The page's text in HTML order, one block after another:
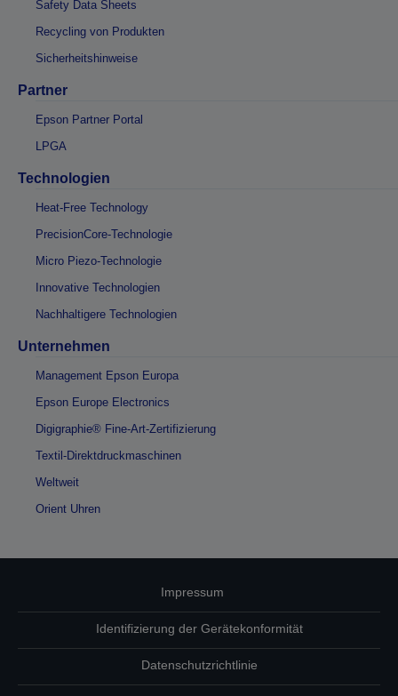
Safety Data Sheets
Recycling von Produkten
Sicherheitshinweise
Partner
Epson Partner Portal
LPGA
Technologien
Heat-Free Technology
PrecisionCore-Technologie
Micro Piezo-Technologie
Innovative Technologien
Nachhaltigere Technologien
Unternehmen
Management Epson Europa
Epson Europe Electronics
Digigraphie® Fine-Art-Zertifizierung
Textil-Direktdruckmaschinen
Weltweit
Orient Uhren
Impressum
Identifizierung der Gerätekonformität
Datenschutzrichtlinie